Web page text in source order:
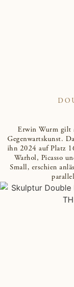
Erwin Wurm gilt
Gegenwartskunst.
ihn 2024 auf Platz
Warhol, Picasso
Small, erschien